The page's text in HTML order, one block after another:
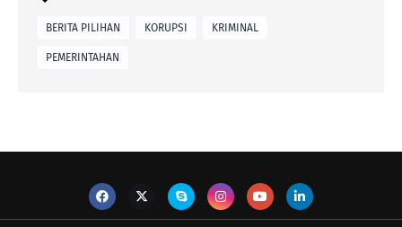
BERITA PILIHAN KORUPSI KRIMINAL
PEMERINTAHAN